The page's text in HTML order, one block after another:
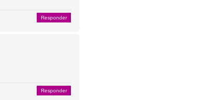
Responder
Responder